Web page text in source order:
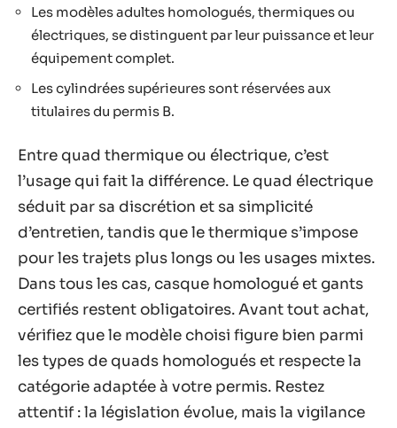
Les modèles adultes homologués, thermiques ou
électriques, se distinguent par leur puissance et leur
équipement complet.
Les cylindrées supérieures sont réservées aux
titulaires du permis B.
Entre quad thermique ou électrique, c’est
l’usage qui fait la différence. Le quad électrique
séduit par sa discrétion et sa simplicité
d’entretien, tandis que le thermique s’impose
pour les trajets plus longs ou les usages mixtes.
Dans tous les cas, casque homologué et gants
certifiés restent obligatoires. Avant tout achat,
vérifiez que le modèle choisi figure bien parmi
les types de quads homologués et respecte la
catégorie adaptée à votre permis. Restez
attentif : la législation évolue, mais la vigilance